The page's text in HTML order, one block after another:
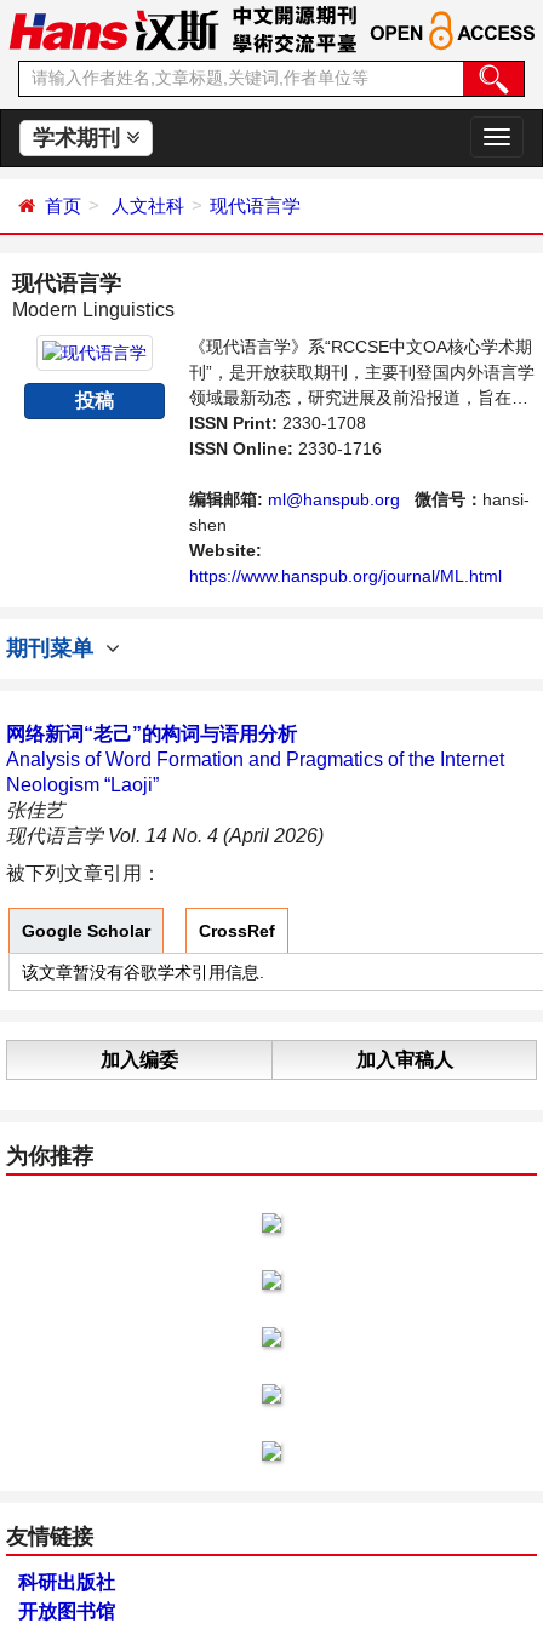
学术期刊
切
换
首页 人文社科 现代语言学
现代语言学
Modern Linguistics
投稿
《现代语言学》系“RCCSE中文OA核心学术期
刊”，是开放获取期刊，主要刊登国内外语言学
领域最新动态，研究进展及前沿报道，旨在给
世界范围内的科学家、学者、科研人员提供一
个传播、分享和讨论语言学领域内不同方向问
ISSN Print: 2330-1708
ISSN Online: 2330-1716
编辑邮箱: ml@hanspub.org 微信号： hansi-
shen
Website:
https://www.hanspub.org/journal/ML.html
期刊菜单
网络新词“老己”的构词与语用分析
Analysis of Word Formation and Pragmatics of the Internet
Neologism “Laoji”
张佳艺
现代语言学 Vol. 14 No. 4 (April 2026)
被下列文章引用：
Google Scholar CrossRef
该文章暂没有谷歌学术引用信息.
加入编委 加入审稿人
为你推荐
友情链接
科研出版社
开放图书馆